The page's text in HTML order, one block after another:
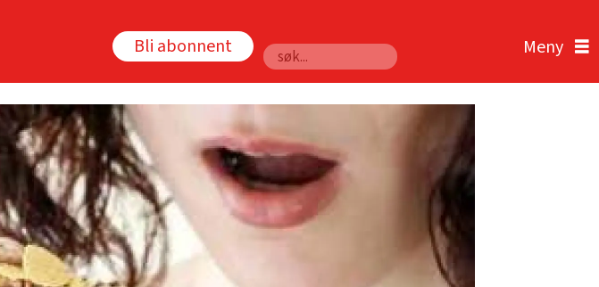
Bli abonnent
Søk